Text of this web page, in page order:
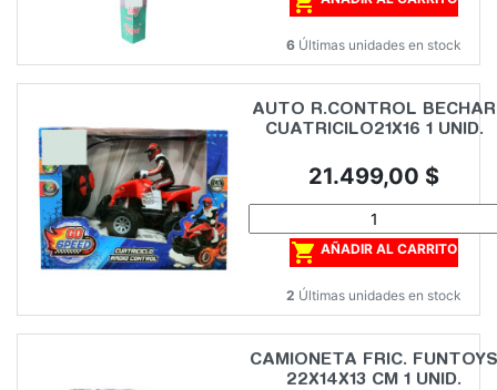
6 Últimas unidades en stock
AUTO R.CONTROL BECHAR
CUATRICILO21X16 1 UNID.
Precio
21.499,00 $
 AÑADIR AL CARRITO
2 Últimas unidades en stock
CAMIONETA FRIC. FUNTOYS
22X14X13 CM 1 UNID.